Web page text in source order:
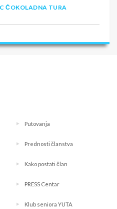
ČOKOLADNA TURA
Putovanja
Prednosti članstva
Kako postati član
PRESS Centar
Klub seniora YUTA